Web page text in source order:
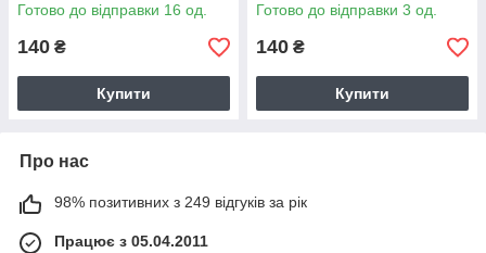
Готово до відправки 16 од.
140 ₴
Купити
Готово до відправки 3 од.
140 ₴
Купити
Про нас
98% позитивних з 249 відгуків за рік
Працює з 05.04.2011